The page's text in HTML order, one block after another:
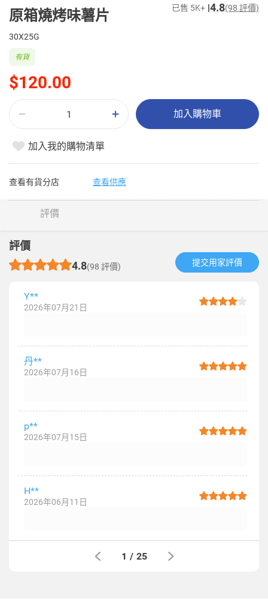
原箱燒烤味薯片 已售 5K+ 4.8(98 評價)
30X25G
$120.00
有貨
加入購物車
加入我的購物清單
查看有貨分店 查看供應
評價
評價
4.8(98 評價) 提交用家評價​
Y**
2026年07月21日
丹**
2026年07月16日
p**
2026年07月15日
H**
2026年06月11日
1 / 25